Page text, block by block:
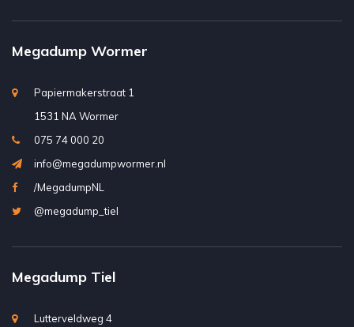
Megadump Wormer
Papiermakerstraat 1
1531 NA Wormer
075 74 000 20
info@megadumpwormer.nl
/MegadumpNL
@megadump_tiel
Megadump Tiel
Lutterveldweg 4